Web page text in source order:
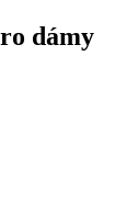
dámy